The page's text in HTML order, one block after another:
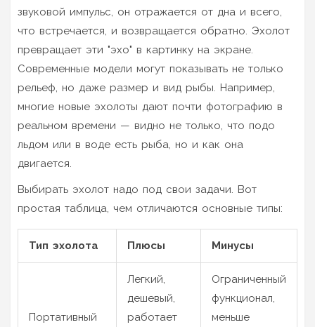
звуковой импульс, он отражается от дна и всего,
что встречается, и возвращается обратно. Эхолот
превращает эти "эхо" в картинку на экране.
Современные модели могут показывать не только
рельеф, но даже размер и вид рыбы. Например,
многие новые эхолоты дают почти фотографию в
реальном времени — видно не только, что подо
льдом или в воде есть рыба, но и как она
двигается.
Выбирать эхолот надо под свои задачи. Вот
простая таблица, чем отличаются основные типы:
Тип эхолота Плюсы Минусы
Портативный
Легкий,
дешевый,
работает
Ограниченный
функционал,
меньше